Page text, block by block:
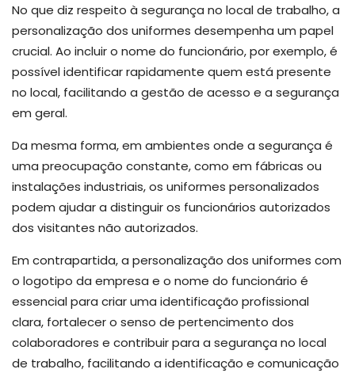
No que diz respeito à segurança no local de trabalho, a
personalização dos uniformes desempenha um papel
crucial. Ao incluir o nome do funcionário, por exemplo, é
possível identificar rapidamente quem está presente
no local, facilitando a gestão de acesso e a segurança
em geral.
Da mesma forma, em ambientes onde a segurança é
uma preocupação constante, como em fábricas ou
instalações industriais, os uniformes personalizados
podem ajudar a distinguir os funcionários autorizados
dos visitantes não autorizados.
Em contrapartida, a personalização dos uniformes com
o logotipo da empresa e o nome do funcionário é
essencial para criar uma identificação profissional
clara, fortalecer o senso de pertencimento dos
colaboradores e contribuir para a segurança no local
de trabalho, facilitando a identificação e comunicação